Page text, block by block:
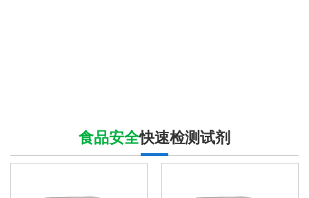
食品安全快速检测试剂